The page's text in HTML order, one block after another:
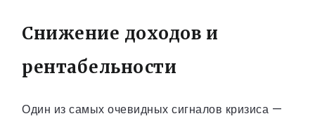
Снижение доходов и
рентабельности
Один из самых очевидных сигналов кризиса —